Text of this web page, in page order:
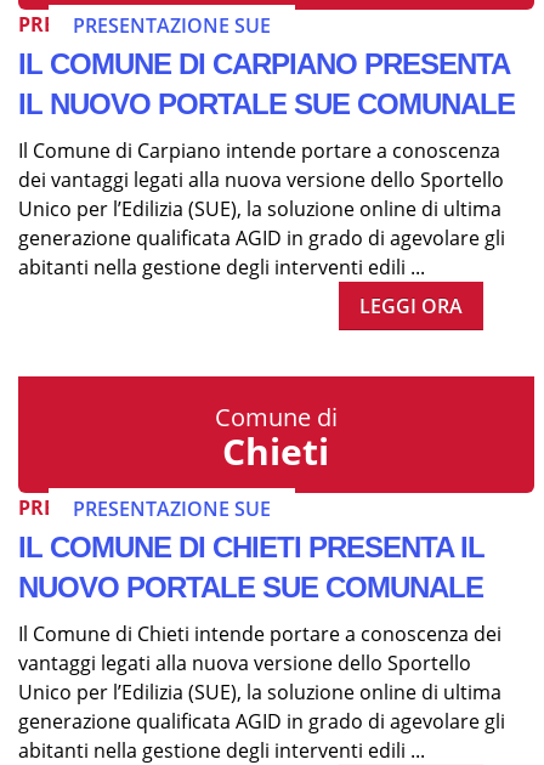
PRESENTAZIONE SUE
PRESENTAZIONE SUE
IL COMUNE DI CARPIANO PRESENTA
IL NUOVO PORTALE SUE COMUNALE
Il Comune di Carpiano intende portare a conoscenza
dei vantaggi legati alla nuova versione dello Sportello
Unico per l’Edilizia (SUE), la soluzione online di ultima
generazione qualificata AGID in grado di agevolare gli
abitanti nella gestione degli interventi edili ...
LEGGI ORA
PRESENTAZIONE SUE
Comune di
Chieti
PRESENTAZIONE SUE
IL COMUNE DI CHIETI PRESENTA IL
NUOVO PORTALE SUE COMUNALE
Il Comune di Chieti intende portare a conoscenza dei
vantaggi legati alla nuova versione dello Sportello
Unico per l’Edilizia (SUE), la soluzione online di ultima
generazione qualificata AGID in grado di agevolare gli
abitanti nella gestione degli interventi edili ...